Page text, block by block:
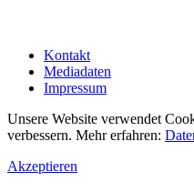
Kontakt
Mediadaten
Impressum
Unsere Website verwendet
verbessern. Mehr erfahren:
Akzeptieren